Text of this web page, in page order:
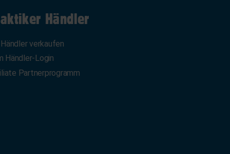
Händler
verkaufen
Händler-Login
Partnerprogramm